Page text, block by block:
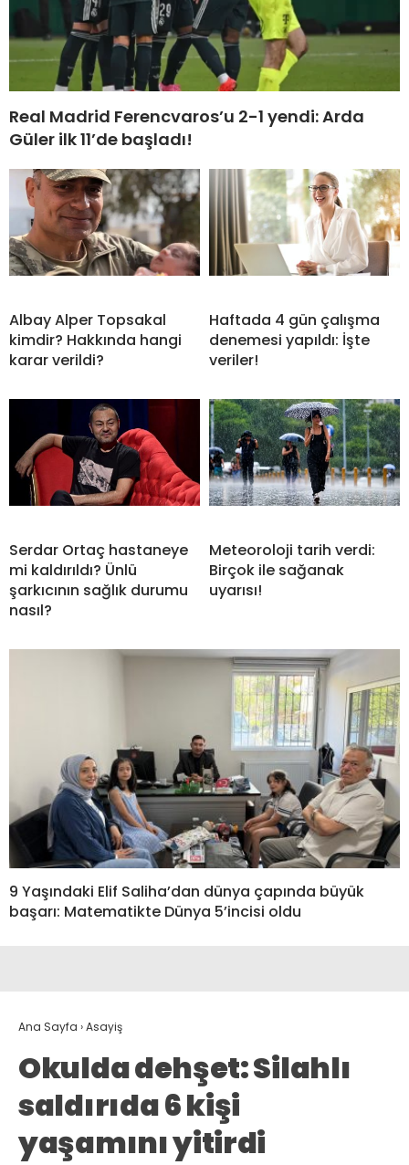
Real Madrid Ferencvaros’u 2-1 yendi: Arda
Güler ilk 11’de başladı!
Albay Alper Topsakal
kimdir? Hakkında hangi
karar verildi?
Haftada 4 gün çalışma
denemesi yapıldı: İşte
veriler!
Serdar Ortaç hastaneye
mi kaldırıldı? Ünlü
şarkıcının sağlık durumu
nasıl?
Meteoroloji tarih verdi:
Birçok ile sağanak
uyarısı!
9 Yaşındaki Elif Saliha’dan dünya çapında büyük
başarı: Matematikte Dünya 5’incisi oldu
Ana Sayfa ›Asayiş
Okulda dehşet: Silahlı
saldırıda 6 kişi
yaşamını yitirdi